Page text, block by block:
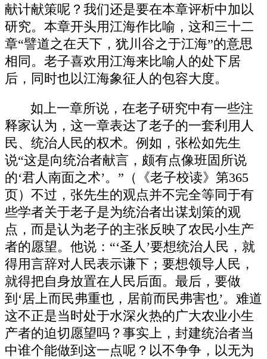
献计献策呢？我们还是要在本章评析中加以
研究。本章开头用江海作比喻，这和三十二
章“譬道之在天下，犹川谷之于江海”的意思
相同。老子喜欢用江海来比喻人的处下居
后，同时也以江海象征人的包容大度。
如上一章所说，在老子研究中有一些注
释家认为，这一章表达了老子的一套利用人
民、统治人民的权术。例如，张松如先生
说“这是向统治者献言，颇有点像班固所说
的‘君人南面之术’。”（《老子校读》第365
页）不过，张先生的观点并不完全等同于有
些学者关于老子是为统治者出谋划策的观
点，而是认为老子的主张反映了农民小生产
者的愿望。他说：“‘圣人’要想统治人民，就
得用言辞对人民表示谦下；要想领导人民，
就得把自身放置在人民后面。最后，要做
到‘居上而民弗重也，居前而民弗害也’。难道
这不正是当时处于水深火热的广大农业小生
产者的迫切愿望吗？事实上，封建统治者当
中谁个能做到这一点呢？以不争争，以无为